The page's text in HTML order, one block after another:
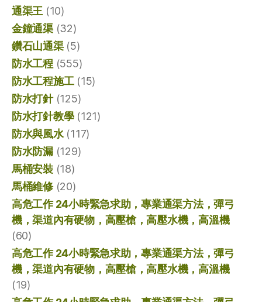
通渠王 (10)
金鐘通渠(32)
鑽石山通渠(5)
防水工程(555)
防水工程施工(15)
防水打針(125)
防水打針教學(121)
防水與風水(117)
防水防漏(129)
馬桶安裝(18)
馬桶維修(20)
高危工作 24小時緊急求助，專業通渠方法，彈弓
機，渠道內有硬物，高壓槍，高壓水機，高溫機
(60)
高危工作 24小時緊急求助，專業通渠方法，彈弓
機，渠道內有硬物，高壓槍，高壓水機，高溫機
(19)